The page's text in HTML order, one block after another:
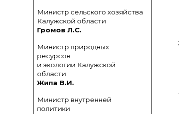
Министр сельского хозяйства
Калужской области
Громов Л.С.
Министр природных
ресурсов
и экологии Калужской
области
Жипа В.И.
Министр внутренней
политики